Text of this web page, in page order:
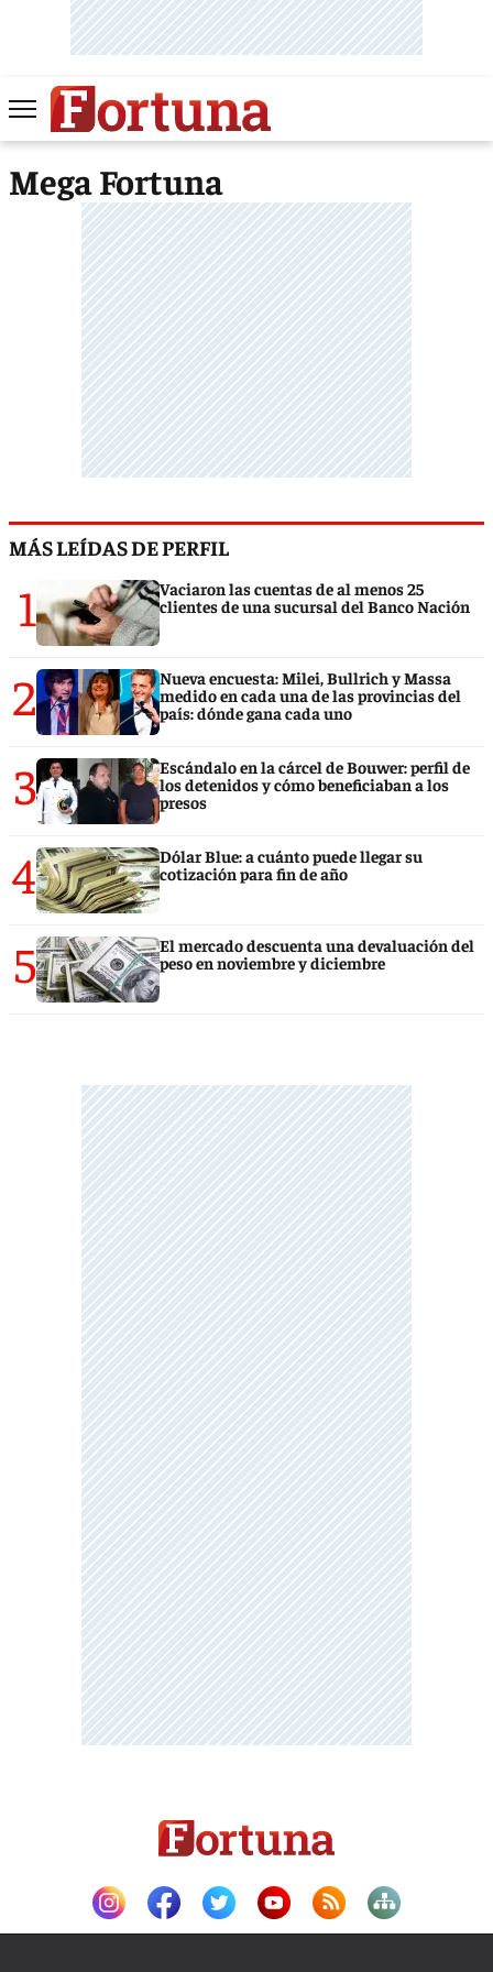
Mega Fortuna
MÁS LEÍDAS DE PERFIL
1
Vaciaron las cuentas de al menos 25
clientes de una sucursal del Banco Nación
2
Nueva encuesta: Milei, Bullrich y Massa
medido en cada una de las provincias del
país: dónde gana cada uno
3
Escándalo en la cárcel de Bouwer: perfil de
los detenidos y cómo beneficiaban a los
presos
4
Dólar Blue: a cuánto puede llegar su
cotización para fin de año
5
El mercado descuenta una devaluación del
peso en noviembre y diciembre